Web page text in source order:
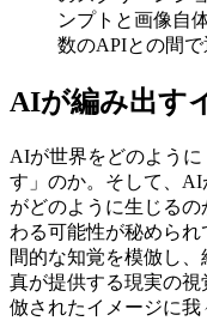
ンプトと画像自
数のAPIとの間
AIが編み出す
AIが世界をどのよう
す」のか。そして、
がどのように生じる
わる可能性が秘められ
間的な知覚を模倣し
真が提供する現実の
倣されたイメージに